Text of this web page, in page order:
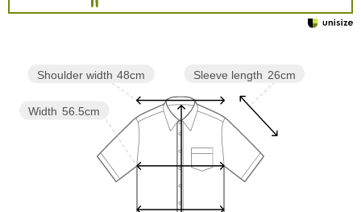
Sleeve length 26cm
Width 56.5cm
Shoulder width 48cm